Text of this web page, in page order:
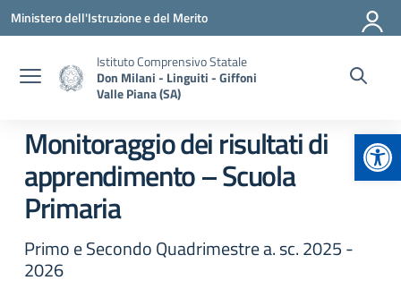
Vai ai contenuti
Vai al menu di navigazione
Vai al footer
Ministero dell'Istruzione e del Merito
Istituto Comprensivo Statale
Don Milani - Linguiti - Giffoni
Valle Piana (SA)
Monitoraggio dei risultati di
apprendimento – Scuola
Primaria
Primo e Secondo Quadrimestre a. sc. 2025 -
2026